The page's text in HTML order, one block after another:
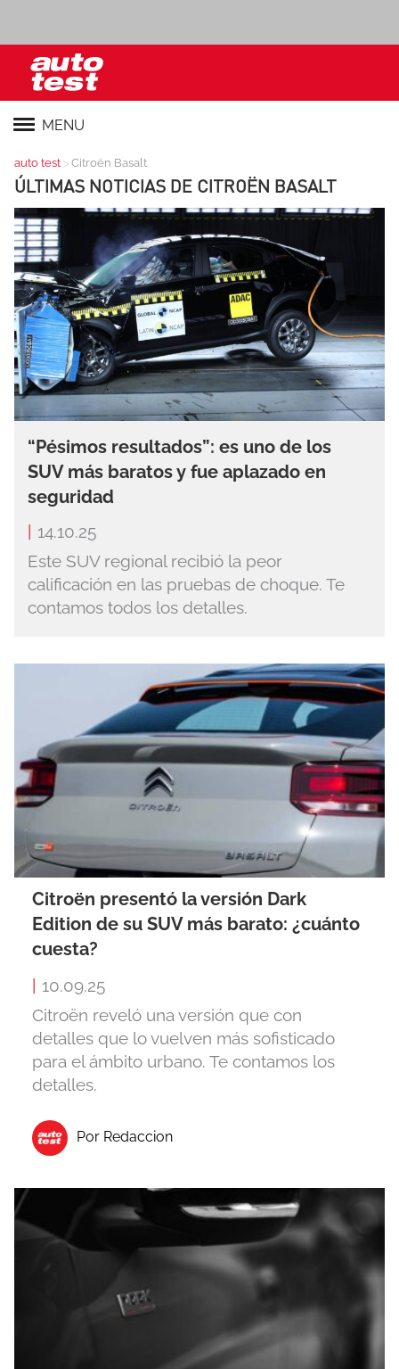
MENU
auto test > Citroën Basalt
ÚLTIMAS NOTICIAS DE CITROËN BASALT
“Pésimos resultados”: es uno de los
SUV más baratos y fue aplazado en
seguridad
14.10.25
Este SUV regional recibió la peor
calificación en las pruebas de choque. Te
contamos todos los detalles.
Citroën presentó la versión Dark
Edition de su SUV más barato: ¿cuánto
cuesta?
| 10.09.25
Citroën reveló una versión que con
detalles que lo vuelven más sofisticado
para el ámbito urbano. Te contamos los
detalles.
Por Redaccion